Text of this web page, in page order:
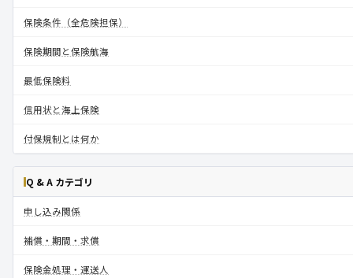
保険条件（全危険担保）
保険期間と保険航海
最低保険料
信用状と海上保険
付保規制とは何か
Q & A カテゴリ
申し込み関係
補償・期間・求償
保険金処理・運送人